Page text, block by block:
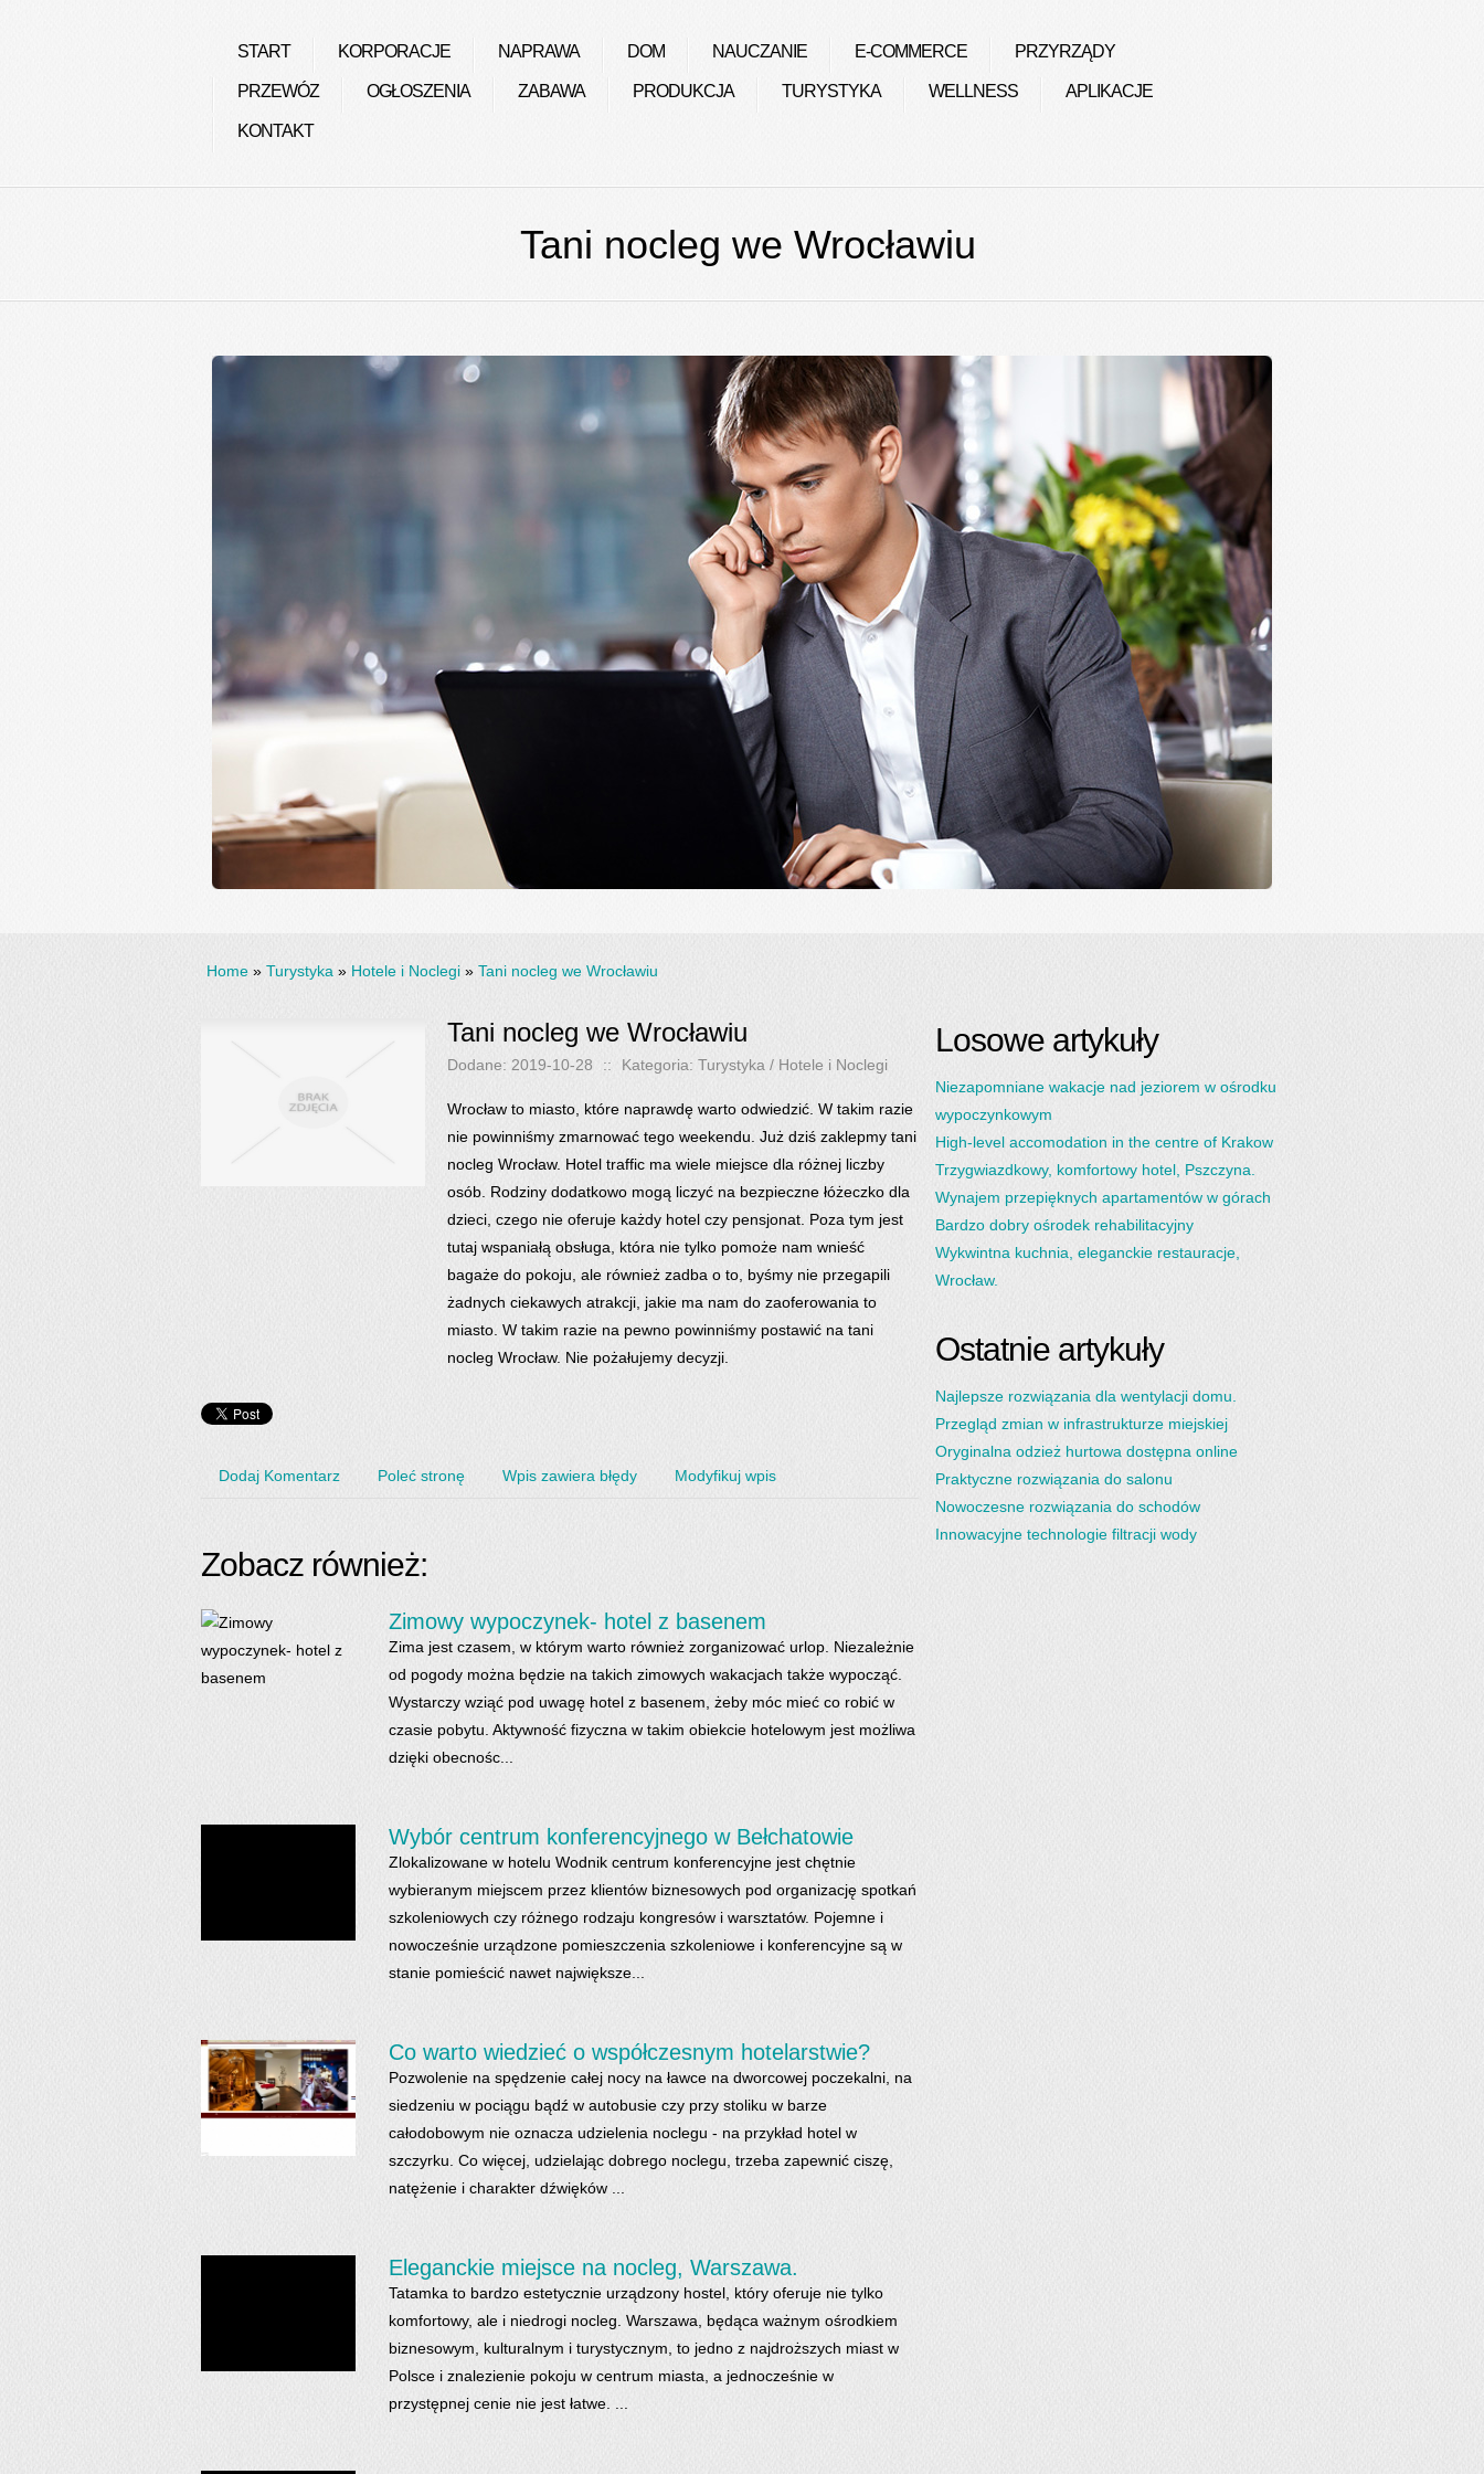
START KORPORACJE NAPRAWA DOM NAUCZANIE E-COMMERCE PRZYRZĄDY
PRZEWÓZ OGŁOSZENIA ZABAWA PRODUKCJA TURYSTYKA WELLNESS APLIKACJE
KONTAKT
Tani nocleg we Wrocławiu
Home » Turystyka » Hotele i Noclegi » Tani nocleg we Wrocławiu
Tani nocleg we Wrocławiu
Dodane: 2019-10-28 :: Kategoria: Turystyka / Hotele i Noclegi
Wrocław to miasto, które naprawdę warto odwiedzić. W takim razie
nie powinniśmy zmarnować tego weekendu. Już dziś zaklepmy tani
nocleg Wrocław. Hotel traffic ma wiele miejsce dla różnej liczby
osób. Rodziny dodatkowo mogą liczyć na bezpieczne łóżeczko dla
dzieci, czego nie oferuje każdy hotel czy pensjonat. Poza tym jest
tutaj wspaniałą obsługa, która nie tylko pomoże nam wnieść
bagaże do pokoju, ale również zadba o to, byśmy nie przegapili
żadnych ciekawych atrakcji, jakie ma nam do zaoferowania to
miasto. W takim razie na pewno powinniśmy postawić na tani
nocleg Wrocław. Nie pożałujemy decyzji.
Dodaj Komentarz Poleć stronę Wpis zawiera błędy Modyfikuj wpis
Zobacz również:
Zimowy wypoczynek- hotel z basenem
Zima jest czasem, w którym warto również zorganizować urlop. Niezależnie
od pogody można będzie na takich zimowych wakacjach także wypocząć.
Wystarczy wziąć pod uwagę hotel z basenem, żeby móc mieć co robić w
czasie pobytu. Aktywność fizyczna w takim obiekcie hotelowym jest możliwa
dzięki obecnośc...
Wybór centrum konferencyjnego w Bełchatowie
Zlokalizowane w hotelu Wodnik centrum konferencyjne jest chętnie
wybieranym miejscem przez klientów biznesowych pod organizację spotkań
szkoleniowych czy różnego rodzaju kongresów i warsztatów. Pojemne i
nowocześnie urządzone pomieszczenia szkoleniowe i konferencyjne są w
stanie pomieścić nawet największe...
Co warto wiedzieć o współczesnym hotelarstwie?
Pozwolenie na spędzenie całej nocy na ławce na dworcowej poczekalni, na
siedzeniu w pociągu bądź w autobusie czy przy stoliku w barze
całodobowym nie oznacza udzielenia noclegu - na przykład hotel w
szczyrku. Co więcej, udzielając dobrego noclegu, trzeba zapewnić ciszę,
natężenie i charakter dźwięków ...
Eleganckie miejsce na nocleg, Warszawa.
Tatamka to bardzo estetycznie urządzony hostel, który oferuje nie tylko
komfortowy, ale i niedrogi nocleg. Warszawa, będąca ważnym ośrodkiem
biznesowym, kulturalnym i turystycznym, to jedno z najdroższych miast w
Polsce i znalezienie pokoju w centrum miasta, a jednocześnie w
przystępnej cenie nie jest łatwe. ...
Losowe artykuły
Niezapomniane wakacje nad jeziorem w ośrodku
wypoczynkowym
High-level accomodation in the centre of Krakow
Trzygwiazdkowy, komfortowy hotel, Pszczyna.
Wynajem przepięknych apartamentów w górach
Bardzo dobry ośrodek rehabilitacyjny
Wykwintna kuchnia, eleganckie restauracje,
Wrocław.
Ostatnie artykuły
Najlepsze rozwiązania dla wentylacji domu.
Przegląd zmian w infrastrukturze miejskiej
Oryginalna odzież hurtowa dostępna online
Praktyczne rozwiązania do salonu
Nowoczesne rozwiązania do schodów
Innowacyjne technologie filtracji wody